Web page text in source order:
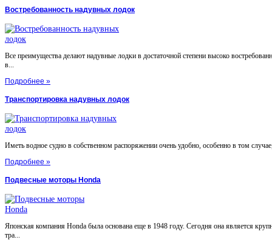
Востребованность надувных лодок
Все преимущества делают надувные лодки в достаточной степени высоко
в...
Подробнее »
Транспортировка надувных лодок
Иметь водное судно в собственном распоряжении очень удобно, особенно в том
Подробнее »
Подвесные моторы Honda
Японская компания Honda была основана еще в 1948 году. Сегодня она является
тра...